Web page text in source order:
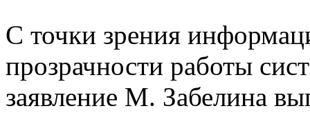
С точки зрения
прозрачности работы
заявление М. Забелина